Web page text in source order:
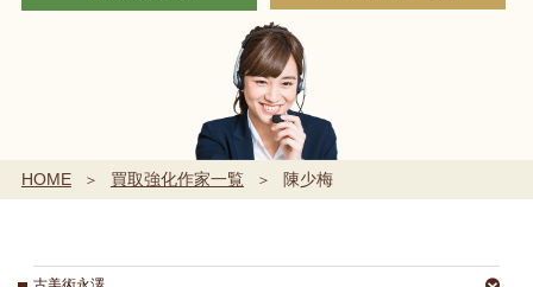
HOME 買取強化作家一覧 陳少梅